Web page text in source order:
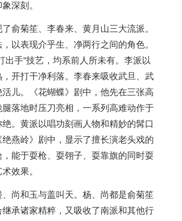
深刻。
俞菊笙、李春来、黄月山三大流派。
以表现介乎生、净两行之间的角色。
手”技艺，均系前人所未有。李派以
开打干净利落。李春来吸收武旦、武
儿。《花蝴蝶》剧中，他先在三张高
落地时压刀亮相，一系列高难动作于
。黄派以唱功刻画人物和精妙的髯口
燕岭》剧中，显示了擅长演老头戏的
能于耍枪、耍翎子、耍靠旗的同时耍
效果。
尚和玉与盖叫天。杨、尚都是俞菊笙
承诸家精粹，又吸收了南派和其他行